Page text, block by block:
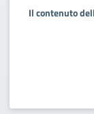
Il contenuto